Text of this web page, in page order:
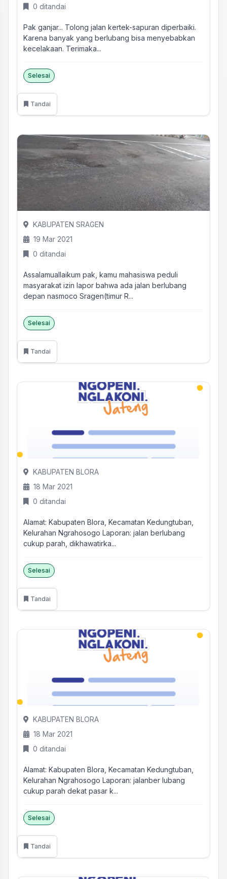
0 ditandai
Pak ganjar... Tolong jalan kertek-sapuran diperbaiki.
Karena banyak yang berlubang bisa menyebabkan
kecelakaan. Terimaka...
Selesai
Tandai
KABUPATEN SRAGEN
19 Mar 2021
0 ditandai
Assalamuallaikum pak, kamu mahasiswa peduli
masyarakat izin lapor bahwa ada jalan berlubang
depan nasmoco Sragen(timur R...
Selesai
Tandai
KABUPATEN BLORA
18 Mar 2021
0 ditandai
Alamat: Kabupaten Blora, Kecamatan Kedungtuban,
Kelurahan Ngrahosogo Laporan: jalan berlubang
cukup parah, dikhawatirka...
Selesai
Tandai
KABUPATEN BLORA
18 Mar 2021
0 ditandai
Alamat: Kabupaten Blora, Kecamatan Kedungtuban,
Kelurahan Ngrahosogo Laporan: jalanber lubang
cukup parah dekat pasar k...
Selesai
Tandai